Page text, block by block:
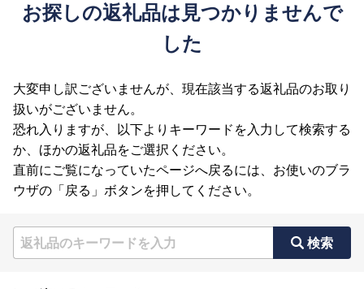
お探しの返礼品は見つかりませんで
した
大変申し訳ございませんが、現在該当する返礼品のお取り
扱いがございません。
恐れ入りますが、以下よりキーワードを入力して検索する
か、ほかの返礼品をご選択ください。
直前にご覧になっていたページへ戻るには、お使いのブラ
ウザの「戻る」ボタンを押してください。
検索